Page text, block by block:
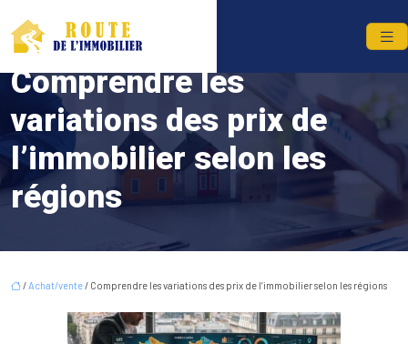
Comprendre les
variations des prix de
l’immobilier selon les
régions
/Achat/vente/ Comprendre les variations des prix de l’immobilier selon les régions